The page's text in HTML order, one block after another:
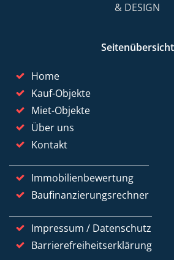
& DESIGN
Seitenübersicht
Home
Kauf-Objekte
Miet-Objekte
Über uns
Kontakt
Immobilienbewertung
Baufinanzierungsrechner
Impressum / Datenschutz
Barrierefreiheitserklärung